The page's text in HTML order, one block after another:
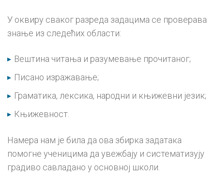
У оквиру сваког разреда задацима се проверава
знање из следећих области:
Вештина читања и разумевањe прочитаног;
Писано изражавање;
Граматика, лексика, народни и књижевни језик;
Књижевност.
Намера нам је била да ова збирка задатака
помогне ученицима да увежбају и систематизују
градиво савладано у основној школи.